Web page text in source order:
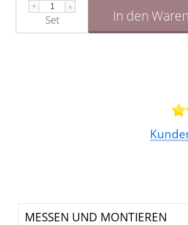
▼ ▲
Set In den
MESSEN UND MONTIEREN